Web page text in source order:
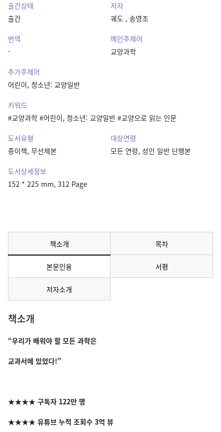
출간상태
출간
저자
궤도 , 송영조
번역
-
메인주제어
교양과학
추가주제어
어린이, 청소년: 교양일반
키워드
#교양과학 #어린이, 청소년: 교양일반 #교양으로 읽는 인문
도서유형
종이책, 무선제본
대상연령
모든 연령, 성인 일반 단행본
도서상세정보
152 * 225 mm, 312 Page
책소개 목차
본문인용메뉴 선택됨 서평
저자소개
책소개
“우리가 배워야 할 모든 과학은
교과서에 있었다!”
★★★★ 구독자 122만 명
★★★★ 유튜브 누적 조회수 3억 뷰